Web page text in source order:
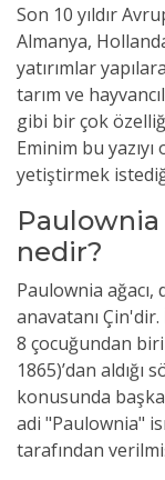
Son 10 yıldır
Almanya,
yatırımlar
tarım ve
gibi bir çok
Eminim bu
yetiştirmek
Paulownia
nedir?
Paulownia ağacı,
anavatanı Çin'dir.
8 çocuğundan
1865)’dan
konusunda
adi "Paulownia"
tarafından